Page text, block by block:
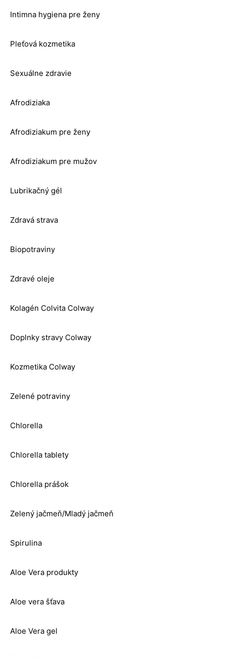
Intimna hygiena pre ženy
Pleťová kozmetika
Sexuálne zdravie
Afrodiziaka
Afrodiziakum pre ženy
Afrodiziakum pre mužov
Lubrikačný gél
Zdravá strava
Biopotraviny
Zdravé oleje
Kolagén Colvita Colway
Doplnky stravy Colway
Kozmetika Colway
Zelené potraviny
Chlorella
Chlorella tablety
Chlorella prášok
Zelený jačmeň/Mladý jačmeň
Spirulina
Aloe Vera produkty
Aloe vera šťava
Aloe Vera gel